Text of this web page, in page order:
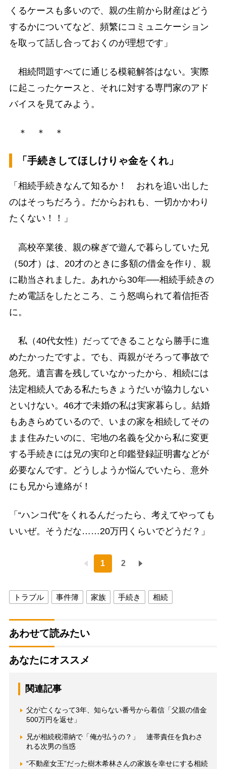
くるケースも多いので、親の生前から財産はどう
するかについてなど、頻繁にコミュニケーション
を取って話し合っておくのが理想です」
相続問題すべてに通じる模範解答はない。実際
に起こったケースと、それに対する専門家のアド
バイスを見てみよう。
＊ ＊ ＊
「手続きしてほしけりゃ金をくれ」
「相続手続きなんて知るか！ おれを追い出した
のはそっちだろう。だからおれも、一切かかわり
たくない！！」
高校卒業後、親の稼ぎで遊んで暮らしていた兄
（50才）は、20才のときに多額の借金を作り、親
に勘当されました。あれから30年──相続手続きの
ため電話をしたところ、こう怒鳴られて着信拒否
に。
私（40代女性）だってできることなら勝手に進
めたかったですよ。でも、両親がそろって事故で
急死。遺言書を残していなかったから、相続には
法定相続人である私たちきょうだいが協力しない
といけない。46才で未婚の私は実家暮らし。結婚
もあきらめているので、いまの家を相続してその
まま住みたいのに、宅地の名義を父から私に変更
する手続きには兄の実印と印鑑登録証明書などが
必要なんです。どうしようか悩んでいたら、意外
にも兄から連絡が！
「“ハンコ代”をくれるんだったら、考えてやっても
いいぜ。そうだな……20万円くらいでどうだ？」
1 2
トラブル 事件簿 家族 手続き 相続
あわせて読みたい
あなたにオススメ
関連記事
父が亡くなって3年、知らない番号から着信「父親の借金
500万円を返せ」
兄が相続税滞納で「俺が払うの？」 連帯責任を負わさ
れる次男の当惑
“不動産女王”だった樹木希林さんの家族を幸せにする相続